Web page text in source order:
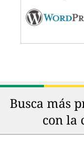
Busca más
con la